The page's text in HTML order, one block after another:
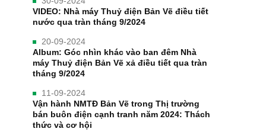
VIDEO: Nhà máy Thuỷ điện Bản Vẽ điều tiết
nước qua tràn tháng 9/2024
20-09-2024
Album: Góc nhìn khác vào ban đêm Nhà
máy Thuỷ điện Bản Vẽ xả điều tiết qua tràn
tháng 9/2024
11-09-2024
Vận hành NMTĐ Bản Vẽ trong Thị trường
bán buôn điện cạnh tranh năm 2024: Thách
thức và cơ hội